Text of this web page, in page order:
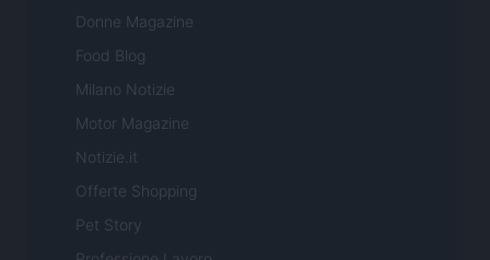
Donne Magazine
Food Blog
Milano Notizie
Motor Magazine
Notizie.it
Offerte Shopping
Pet Story